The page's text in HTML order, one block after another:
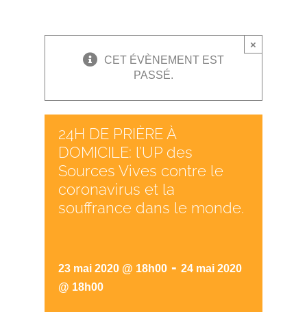
×
CET ÉVÈNEMENT EST
PASSÉ.
24H DE PRIÈRE À
DOMICILE: l’UP des
Sources Vives contre le
coronavirus et la
souffrance dans le monde.
23 mai 2020 @ 18h00 - 24 mai 2020
@ 18h00